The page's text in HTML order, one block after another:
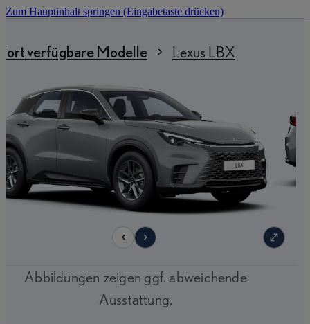
Zum Hauptinhalt springen (Eingabetaste drücken)
verfügbare Modelle Lexus LBX
Abbildungen zeigen ggf. abweichende
Ausstattung.